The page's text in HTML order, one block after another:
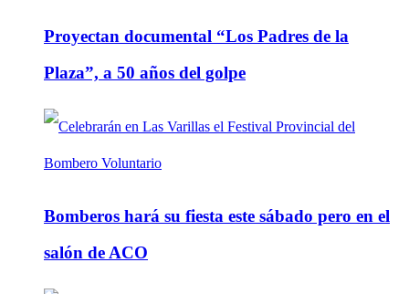
Proyectan documental “Los Padres de la
Plaza”, a 50 años del golpe
Bomberos hará su fiesta este sábado pero en el
salón de ACO